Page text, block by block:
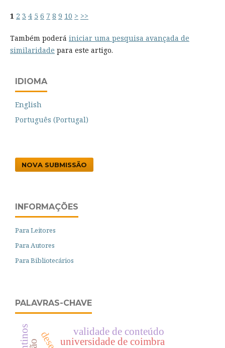
1 2 3 4 5 6 7 8 9 10 > >>
Também poderá iniciar uma pesquisa avançada de
similaridade para este artigo.
IDIOMA
English
Português (Portugal)
NOVA SUBMISSÃO
INFORMAÇÕES
Para Leitores
Para Autores
Para Bibliotecários
PALAVRAS-CHAVE
universidade de coimbra
validade de conteúdo